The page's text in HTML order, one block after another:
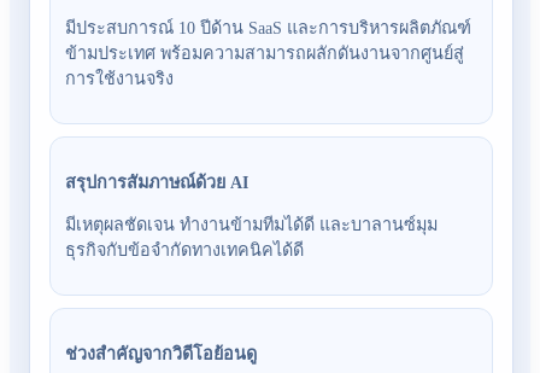
มีประสบการณ์ 10 ปีด้าน SaaS และการบริหารผลิตภัณฑ์
ข้ามประเทศ พร้อมความสามารถผลักดันงานจากศูนย์สู่
การใช้งานจริง
สรุปการสัมภาษณ์ด้วย AI
มีเหตุผลชัดเจน ทำงานข้ามทีมได้ดี และบาลานซ์มุม
ธุรกิจกับข้อจำกัดทางเทคนิคได้ดี
ช่วงสำคัญจากวิดีโอย้อนดู